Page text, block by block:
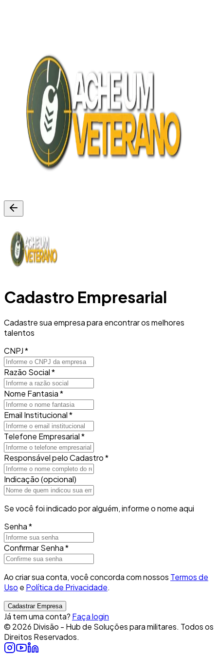
Cadastro Empresarial
Cadastre sua empresa para encontrar os melhores
talentos
CNPJ*
Razão Social*
Nome Fantasia*
Email Institucional*
Telefone Empresarial*
Responsável pelo Cadastro*
Indicação (opcional)
Se você foi indicado por alguém, informe o nome aqui
Senha*
Confirmar Senha*
Ao criar sua conta, você concorda com nossos Termos de
Uso e Política de Privacidade.
Cadastrar Empresa
Já tem uma conta? Faça login
© 2026 Divisão - Hub de Soluções para militares. Todos os
Direitos Reservados.